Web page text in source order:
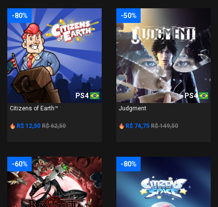
-80%
PS4
Citizens of Earth™
R$ 12,50 R$ 62,50
-50%
PS4
Judgment
R$ 74,75 R$ 149,50
-60% -80%